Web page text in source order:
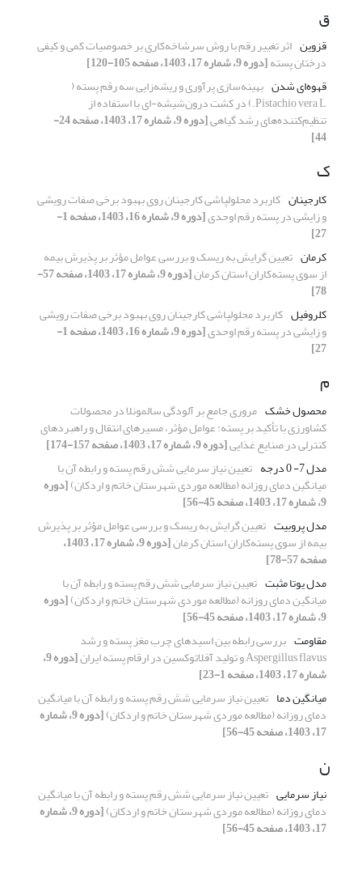
ق
قزوین اثر تغییر رقم با روش سرشاخه‌کاری بر خصوصیات کمی و کیفی
درختان پسته[دوره 9، شماره 17، 1403، صفحه 105-120]
قهوه‌ای شدن بهینه‌سازی پرآوری و ریشه‌زایی سه رقم پسته (
Pistachio vera L.) در کشت درون‌شیشه-ای با استفاده از
تنظیم‌کننده‌های رشد گیاهی [دوره 9، شماره 17، 1403، صفحه 24-
44]
ک
کارجینان کاربرد محلول‏پاشی کارجینان روی بهبود برخی صفات رویشی
و زایشی در پسته رقم اوحدی [دوره 9، شماره 16، 1403، صفحه 1-
27]
کرمان تعیین گرایش به ریسک و بررسی عوامل مؤثر بر پذیرش بیمه
از سوی پسته‌کاران استان کرمان [دوره 9، شماره 17، 1403، صفحه 57-
78]
کلروفیل کاربرد محلول‏پاشی کارجینان روی بهبود برخی صفات رویشی
و زایشی در پسته رقم اوحدی [دوره 9، شماره 16، 1403، صفحه 1-
27]
م
محصول خشک مروری جامع بر آلودگی سالمونلا در محصولات
کشاورزی با تأکید بر پسته: عوامل مؤثر، مسیرهای انتقال و راهبردهای
کنترلی در صنایع غذایی[دوره 9، شماره 17، 1403، صفحه 157-174]
مدل 7- 0 درجه
تعیین نیاز سرمایی شش رقم پسته و رابطه آن با
میانگین دمای روزانه (مطالعه موردی شهرستان خاتم و اردکان)[دوره
9، شماره 17، 1403، صفحه 45-56]
مدل پروبیت تعیین گرایش به ریسک و بررسی عوامل مؤثر بر پذیرش
بیمه از سوی پسته‌کاران استان کرمان [دوره 9، شماره 17، 1403،
صفحه 57-78]
مدل یوتا مثبت تعیین نیاز سرمایی شش رقم پسته و رابطه آن با
میانگین دمای روزانه (مطالعه موردی شهرستان خاتم و اردکان)[دوره
9، شماره 17، 1403، صفحه 45-56]
مقاومت بررسی رابطه بین اسیدهای چرب مغز پسته و رشد
Aspergillus flavus و تولید آفلاتوکسین در ارقام پسته ایران [دوره 9،
شماره 17، 1403، صفحه 1-23]
میانگین دما تعیین نیاز سرمایی شش رقم پسته و رابطه آن با میانگین
دمای روزانه (مطالعه موردی شهرستان خاتم و اردکان) [دوره 9، شماره
17، 1403، صفحه 45-56]
ن
نیاز سرمایی تعیین نیاز سرمایی شش رقم پسته و رابطه آن با میانگین
دمای روزانه (مطالعه موردی شهرستان خاتم و اردکان) [دوره 9، شماره
17، 1403، صفحه 45-56]